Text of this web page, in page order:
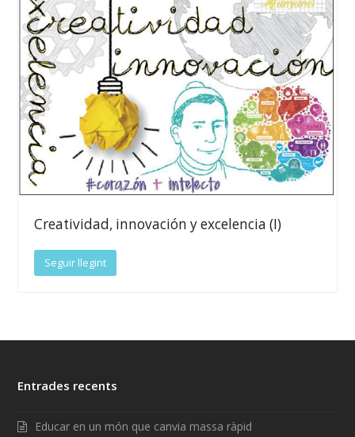
Creatividad, innovación y excelencia (I)
Seguir llegint
Entrades recents
Educar en un món que canvia massa ràpid